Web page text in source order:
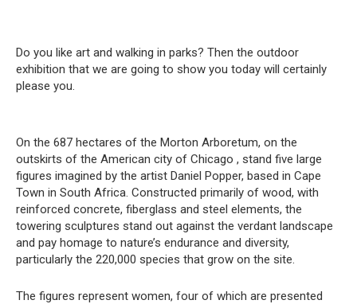
Do you like art and walking in parks? Then the outdoor
exhibition that we are going to show you today will certainly
please you.
On the 687 hectares of the Morton Arboretum, on the
outskirts of the American city of Chicago , stand five large
figures imagined by the artist Daniel Popper, based in Cape
Town in South Africa. Constructed primarily of wood, with
reinforced concrete, fiberglass and steel elements, the
towering sculptures stand out against the verdant landscape
and pay homage to nature’s endurance and diversity,
particularly the 220,000 species that grow on the site.
The figures represent women, four of which are presented